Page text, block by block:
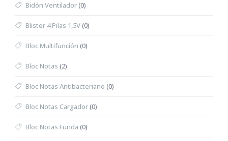
Bidón Ventilador(0)
Blister 4 Pilas 1,5V(0)
Bloc Multifunción (0)
Bloc Notas (2)
Bloc Notas Antibacteriano (0)
Bloc Notas Cargador(0)
Bloc Notas Funda (0)